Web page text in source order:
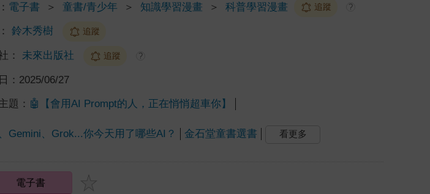
電子書 ＞ 童書/青少年 ＞ 知識學習漫畫 ＞ 科普學習漫畫 追蹤 ?
鈴木秀樹 追蹤
： 未來出版社 追蹤 ?
： 2025/06/27
題： 🤖【會用AI Prompt的人，正在悄悄超車你】
Gemini、Grok...你今天用了哪些AI？ 金石堂童書選書 看更多
電子書